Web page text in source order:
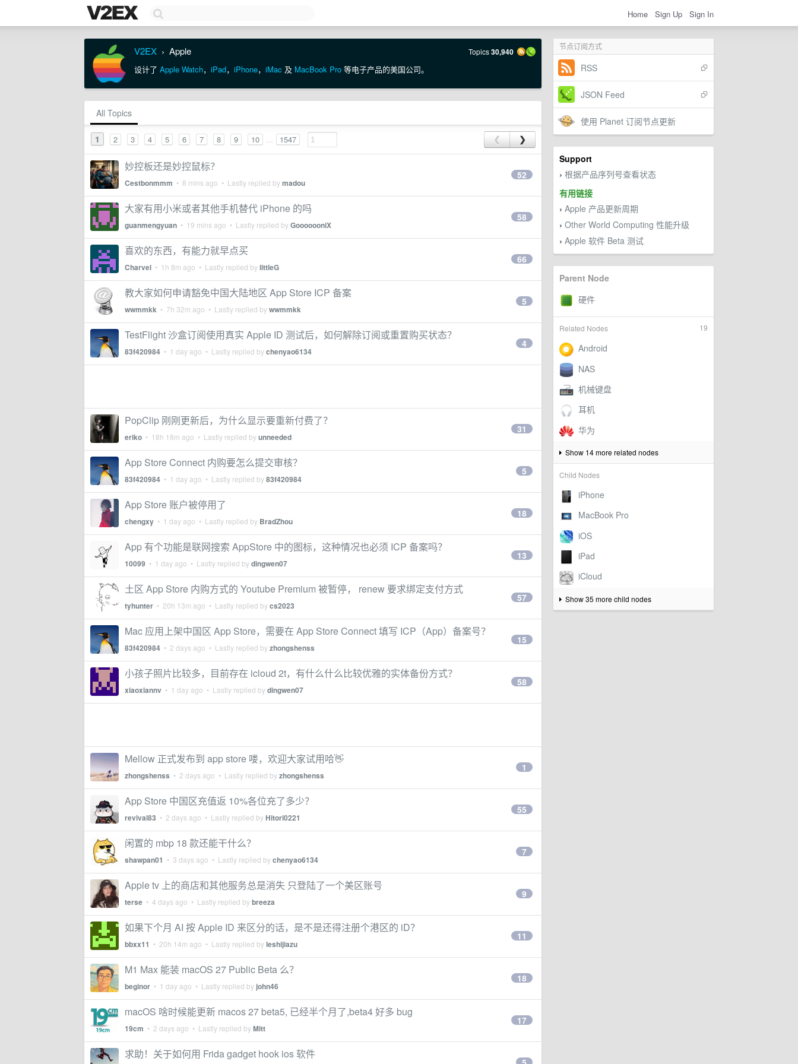
Home Sign Up Sign In
节点订阅方式
RSS
JSON Feed
使用 Planet 订阅节点更新
Support
› 根据产品序列号查看状态
有用链接
› Apple 产品更新周期
› Other World Computing 性能升级
› Apple 软件 Beta 测试
Parent Node
19
Related Nodes
Show 14 more related nodes
Child Nodes
Show 35 more child nodes
V2EX › Apple Topics30,940
设计了 Apple Watch， iPad， iPhone， iMac 及 MacBook Pro 等电子产品的美国公司。
All Topics
1 2 3 4 5 6 7 8 9 10 ... 1547 ❮ ❯
妙控板还是妙控鼠标？
Cestbonmmm • 8 mins ago • Lastly replied bymadou
52
大家有用小米或者其他手机替代 iPhone 的吗
guanmengyuan • 19 mins ago • Lastly replied byGooooooniX
58
喜欢的东西，有能力就早点买
Charvel • 1h 8m ago • Lastly replied bylittleG
66
教大家如何申请豁免中国大陆地区 App Store ICP 备案
wwmmkk • 7h 32m ago • Lastly replied bywwmmkk
5
TestFlight 沙盒订阅使用真实 Apple ID 测试后，如何解除订阅或重置购买状态？
83f420984 • 1 day ago • Lastly replied bychenyao6134
4
PopClip 刚刚更新后，为什么显示要重新付费了？
eriko • 18h 18m ago • Lastly replied byunneeded
31
App Store Connect 内购要怎么提交审核？
83f420984 • 1 day ago • Lastly replied by83f420984
5
App Store 账户被停用了
chengxy • 1 day ago • Lastly replied by BradZhou
18
App 有个功能是联网搜索 AppStore 中的图标，这种情况也必须 ICP 备案吗？
10099 • 1 day ago • Lastly replied bydingwen07
13
土区 App Store 内购方式的 Youtube Premium 被暂停， renew 要求绑定支付方式
tyhunter • 20h 13m ago • Lastly replied bycs2023
57
Mac 应用上架中国区 App Store，需要在 App Store Connect 填写 ICP（App）备案号？
83f420984 • 2 days ago • Lastly replied byzhongshenss
15
小孩子照片比较多，目前存在 icloud 2t，有什么什么比较优雅的实体备份方式？
xiaoxiannv • 1 day ago • Lastly replied bydingwen07
58
Mellow 正式发布到 app store 喽，欢迎大家试用哈👋
zhongshenss • 2 days ago • Lastly replied byzhongshenss
1
App Store 中国区充值返 10%各位充了多少？
revival83 • 2 days ago • Lastly replied byHitori0221
55
闲置的 mbp 18 款还能干什么？
shawpan01 • 3 days ago • Lastly replied bychenyao6134
7
Apple tv 上的商店和其他服务总是消失 只登陆了一个美区账号
terse • 4 days ago • Lastly replied bybreeza
9
如果下个月 AI 按 Apple ID 来区分的话，是不是还得注册个港区的 iD？
bbxx11 • 20h 14m ago • Lastly replied byleshijiazu
11
M1 Max 能装 macOS 27 Public Beta 么？
beginor • 1 day ago • Lastly replied by john46
18
macOS 啥时候能更新 macos 27 beta5, 已经半个月了,beta4 好多 bug
19cm • 2 days ago • Lastly replied byMitt
17
求助！关于如何用 Frida gadget hook ios 软件